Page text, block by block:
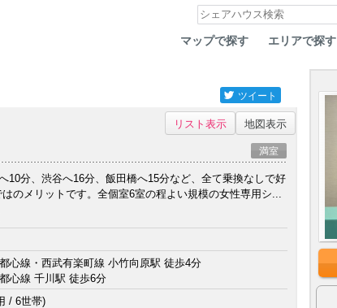
マップで探す エリアで探す
ツイート
リスト表示 地図表示
満室
10分、渋谷へ16分、飯田橋へ15分など、全て乗換なしで好
のメリットです。全個室6室の程よい規模の女性専用シ...
心線・西武有楽町線 小竹向原駅 徒歩4分
心線 千川駅 徒歩6分
/ 6世帯)